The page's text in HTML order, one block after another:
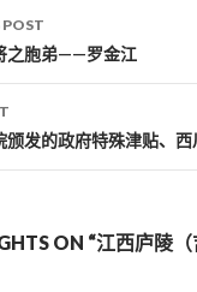
POST
之胞弟——罗金江
颁发的政府特殊津贴、
ON “江西庐陵